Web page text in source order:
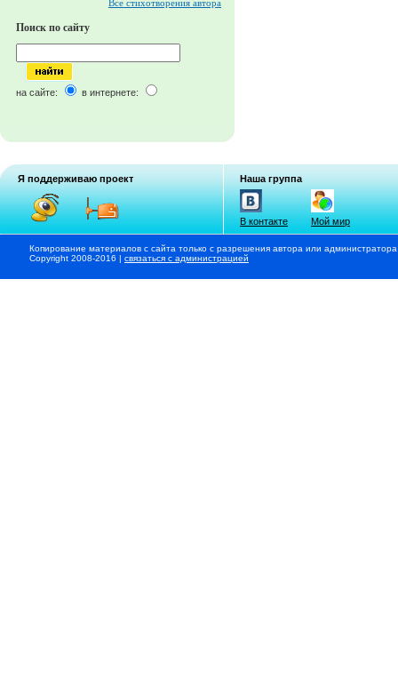
Все стихотворения автора
Поиск по сайту
на сайте: в интернете:
Я поддерживаю проект Наша группа
В контакте Мой мир
Копирование материалов с сайта только с разрешения автора или
Copyright 2008-2016 | связаться с администрацией